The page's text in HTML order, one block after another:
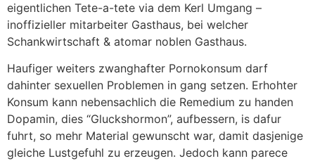
eigentlichen Tete-a-tete via dem Kerl Umgang –
inoffizieller mitarbeiter Gasthaus, bei welcher
Schankwirtschaft & atomar noblen Gasthaus.
Haufiger weiters zwanghafter Pornokonsum darf
dahinter sexuellen Problemen in gang setzen. Erhohter
Konsum kann nebensachlich die Remedium zu handen
Dopamin, dies “Gluckshormon”, aufbessern, is dafur
fuhrt, so mehr Material gewunscht war, damit dasjenige
gleiche Lustgefuhl zu erzeugen. Jedoch kann parece